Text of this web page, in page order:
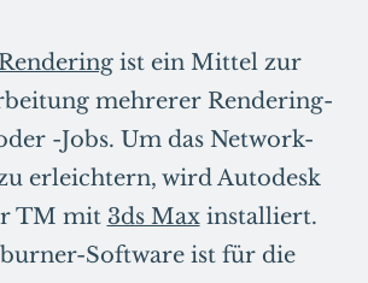
ist ein Mittel zur
mehrerer Rendering-
-Jobs. Um das Network-
erleichtern, wird Autodesk
TM mit 3ds Maxinstalliert.
Software ist für die